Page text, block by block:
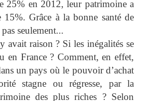
25% en 2012, leur patrimoine a
15%. Grâce à la bonne santé de
seulement...
avait raison ? Si les inégalités se
en France ? Comment, en effet,
un pays où le pouvoir d’achat
stagne ou régresse, par la
des plus riches ? Selon